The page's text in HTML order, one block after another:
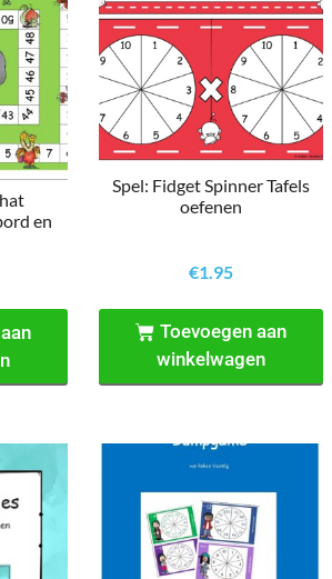
en
Spel: Fidget Spinner Tafels
oefenen
€1.95
Toevoegen aan
winkelwagen